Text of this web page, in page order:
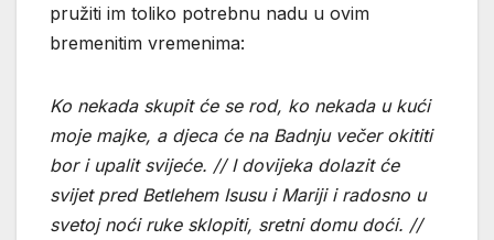
pružiti im toliko potrebnu nadu u ovim
bremenitim vremenima:
Ko nekada skupit će se rod, ko nekada u kući
moje majke, a djeca će na Badnju večer okititi
bor i upalit svijeće. // I dovijeka dolazit će
svijet pred Betlehem Isusu i Mariji i radosno u
svetoj noći ruke sklopiti, sretni domu doći. //